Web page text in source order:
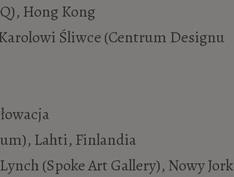
Hong Kong
Śliwce (Centrum Designu
Lahti, Finlandia
(Spoke Art Gallery), Nowy Jork